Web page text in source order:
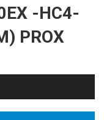
-HC4-
PROX